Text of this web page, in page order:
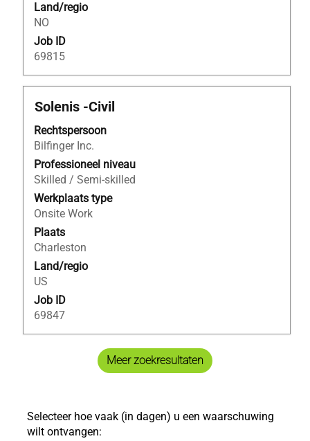
Land/regio
NO
Job ID
69815
geven.
Titel
Solenis -Civil
Rechtspersoon
Bilfinger Inc.
Professioneel niveau
Skilled / Semi-skilled
Werkplaats type
Onsite Work
Plaats
Charleston
Land/regio
US
Job ID
69847
Selecteer
spatiebalk
om
de
volledige
inhoud
van
de
functiegegevens
weer
te
geven.
Meer zoekresultaten
Selecteer hoe vaak (in dagen) u een waarschuwing
wilt ontvangen: